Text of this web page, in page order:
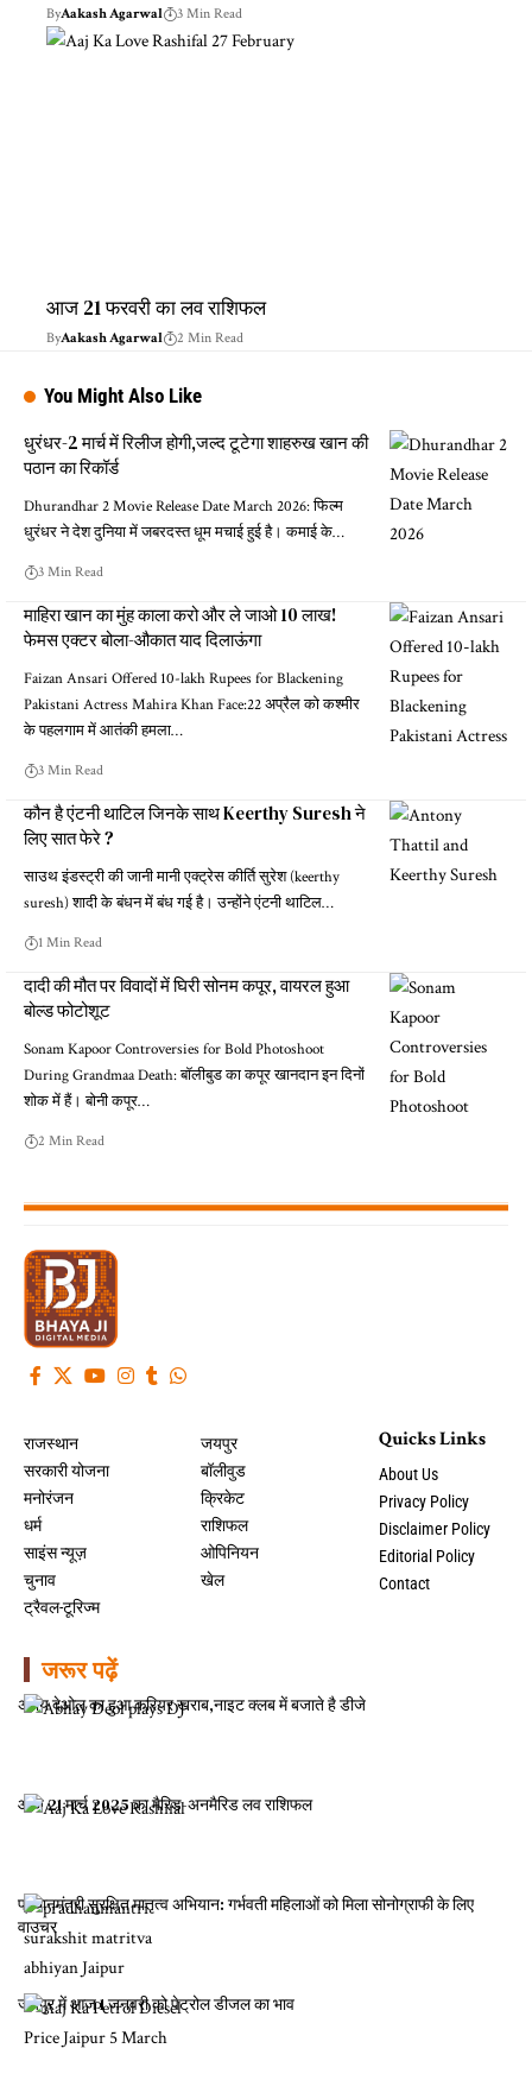
ByAakash Agarwal 3 Min Read
आज 21 फरवरी का लव राशिफल
ByAakash Agarwal 2 Min Read
You Might Also Like
धुरंधर-2 मार्च में रिलीज होगी,जल्द टूटेगा शाहरुख खान की
पठान का रिकॉर्ड
Dhurandhar 2 Movie Release Date March 2026: फिल्म
धुरंधर ने देश दुनिया में जबरदस्त धूम मचाई हुई है। कमाई के…
3 Min Read
माहिरा खान का मुंह काला करो और ले जाओ 10 लाख!
फेमस एक्टर बोला-औकात याद दिलाऊंगा
Faizan Ansari Offered 10-lakh Rupees for Blackening
Pakistani Actress Mahira Khan Face:22 अप्रैल को कश्मीर
के पहलगाम में आतंकी हमला…
3 Min Read
कौन है एंटनी थाटिल जिनके साथ Keerthy Suresh ने
लिए सात फेरे ?
साउथ इंडस्ट्री की जानी मानी एक्ट्रेस कीर्ति सुरेश (keerthy
suresh) शादी के बंधन में बंध गई है। उन्होंने एंटनी थाटिल…
1 Min Read
दादी की मौत पर विवादों में घिरी सोनम कपूर, वायरल हुआ
बोल्ड फोटोशूट
Sonam Kapoor Controversies for Bold Photoshoot
During Grandmaa Death: बॉलीबुड का कपूर खानदान इन दिनों
शोक में हैं। बोनी कपूर…
2 Min Read
राजस्थान
सरकारी योजना
मनोरंजन
धर्म
साइंस न्यूज़
चुनाव
ट्रैवल-टूरिज्म
जयपुर
बॉलीवुड
क्रिकेट
राशिफल
ओपिनियन
खेल
Quicks Links
About Us
Privacy Policy
Disclaimer Policy
Editorial Policy
Contact
जरूर पढ़ें
अभय देओल का हुआ करियर खराब,नाइट क्लब में बजाते है डीजे
आज 21 मार्च 2025 का मैरिड-अनमैरिड लव राशिफल
प्रधानमंत्री सुरक्षित मातृत्व अभियान: गर्भवती महिलाओं को मिला सोनोग्राफी के लिए
वाउचर
जयपुर में आज 1 जनवरी को पेट्रोल डीजल का भाव